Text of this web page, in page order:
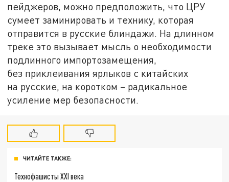
пейджеров, можно предположить, что ЦРУ
сумеет заминировать и технику, которая
отправится в русские блиндажи. На длинном
треке это вызывает мысль о необходимости
подлинного импортозамещения,
без приклеивания ярлыков с китайских
на русские, на коротком – радикальное
усиление мер безопасности.
ЧИТАЙТЕ ТАКЖЕ:
Технофашисты XXI века